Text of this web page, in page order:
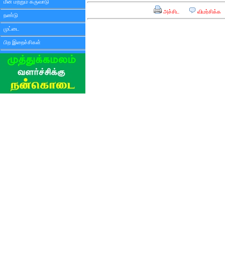
மீன் மற்றும் கருவாடு
நண்டு
முட்டை
பிற இறைச்சிகள்
அச்சிட விமர்சிக்க